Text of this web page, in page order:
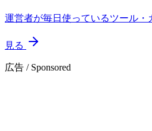
運営者が毎日使っているツール・
見る
広告 / Sponsored